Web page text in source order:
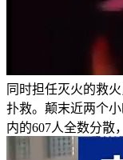
同时担任灭火的救
扑救。颠末近两个
内的607人全数分散